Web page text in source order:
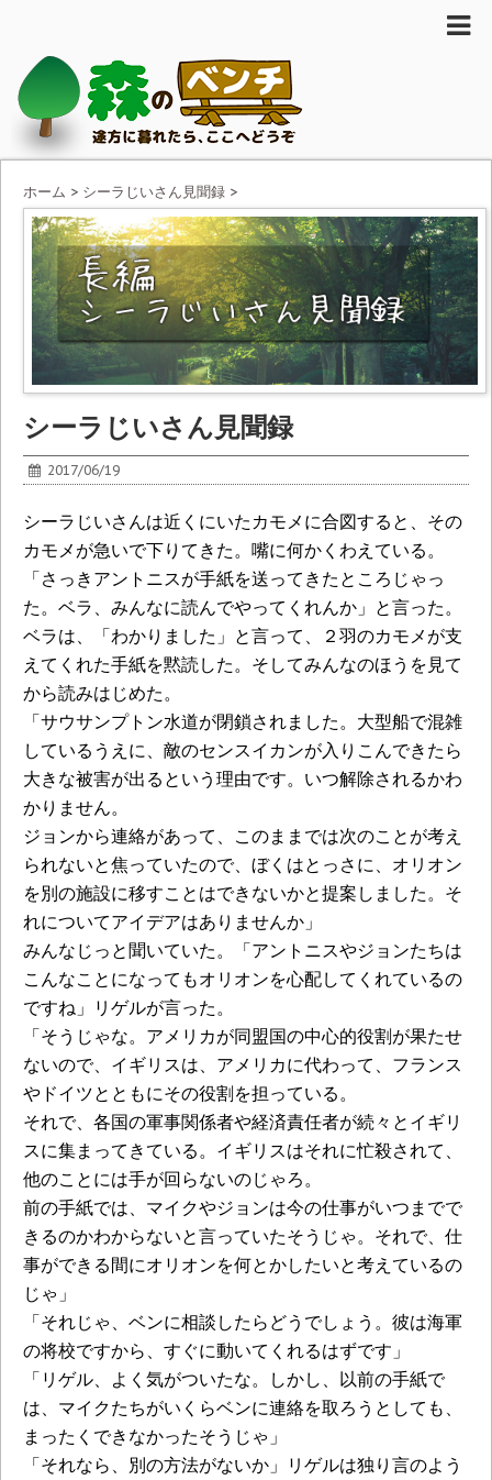
ホーム > シーラじいさん見聞録 >
シーラじいさん見聞録
2017/06/19
シーラじいさんは近くにいたカモメに合図すると、その
カモメが急いで下りてきた。嘴に何かくわえている。
「さっきアントニスが手紙を送ってきたところじゃっ
た。ベラ、みんなに読んでやってくれんか」と言った。
ベラは、「わかりました」と言って、２羽のカモメが支
えてくれた手紙を黙読した。そしてみんなのほうを見て
から読みはじめた。
「サウサンプトン水道が閉鎖されました。大型船で混雑
しているうえに、敵のセンスイカンが入りこんできたら
大きな被害が出るという理由です。いつ解除されるかわ
かりません。
ジョンから連絡があって、このままでは次のことが考え
られないと焦っていたので、ぼくはとっさに、オリオン
を別の施設に移すことはできないかと提案しました。そ
れについてアイデアはありませんか」
みんなじっと聞いていた。「アントニスやジョンたちは
こんなことになってもオリオンを心配してくれているの
ですね」リゲルが言った。
「そうじゃな。アメリカが同盟国の中心的役割が果たせ
ないので、イギリスは、アメリカに代わって、フランス
やドイツとともにその役割を担っている。
それで、各国の軍事関係者や経済責任者が続々とイギリ
スに集まってきている。イギリスはそれに忙殺されて、
他のことには手が回らないのじゃろ。
前の手紙では、マイクやジョンは今の仕事がいつまでで
きるのかわからないと言っていたそうじゃ。それで、仕
事ができる間にオリオンを何とかしたいと考えているの
じゃ」
「それじゃ、ベンに相談したらどうでしょう。彼は海軍
の将校ですから、すぐに動いてくれるはずです」
「リゲル、よく気がついたな。しかし、以前の手紙で
は、マイクたちがいくらベンに連絡を取ろうとしても、
まったくできなかったそうじゃ」
「それなら、別の方法がないか」リゲルは独り言のよう